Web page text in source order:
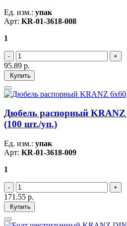
Ед. изм.: упак
Арт: KR-01-3618-008
1
95.89 р.
Купить
Дюбель распорный KRANZ
(100 шт./уп.)
Ед. изм.: упак
Арт: KR-01-3618-009
1
171.55 р.
Купить